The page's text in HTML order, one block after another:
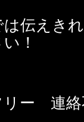
は伝えき
！
リー 連絡